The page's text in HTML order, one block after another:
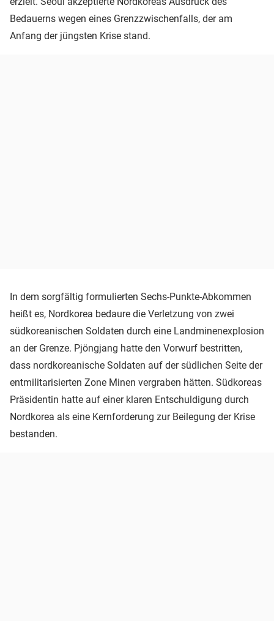
Bedauerns wegen eines Grenzzwischenfalls, der am
Anfang der jüngsten Krise stand.
In dem sorgfältig formulierten Sechs-Punkte-Abkommen
heißt es, Nordkorea bedaure die Verletzung von zwei
südkoreanischen Soldaten durch eine Landminenexplosion
an der Grenze. Pjöngjang hatte den Vorwurf bestritten,
dass nordkoreanische Soldaten auf der südlichen Seite der
entmilitarisierten Zone Minen vergraben hätten. Südkoreas
Präsidentin hatte auf einer klaren Entschuldigung durch
Nordkorea als eine Kernforderung zur Beilegung der Krise
bestanden.